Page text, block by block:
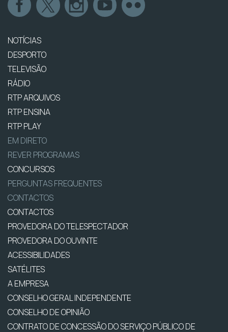
NOTÍCIAS
DESPORTO
TELEVISÃO
RÁDIO
RTP ARQUIVOS
RTP ENSINA
RTP PLAY
EM DIRETO
REVER PROGRAMAS
CONCURSOS
PERGUNTAS FREQUENTES
CONTACTOS
CONTACTOS
PROVEDORA DO TELESPECTADOR
PROVEDORA DO OUVINTE
ACESSIBILIDADES
SATÉLITES
A EMPRESA
CONSELHO GERAL INDEPENDENTE
CONSELHO DE OPINIÃO
CONTRATO DE CONCESSÃO DO SERVIÇO PÚBLICO DE